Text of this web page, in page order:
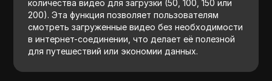
количества видео для загрузки (50, 100, 150 или
200). Эта функция позволяет пользователям
смотреть загруженные видео без необходимости
в интернет-соединении, что делает её полезной
для путешествий или экономии данных.